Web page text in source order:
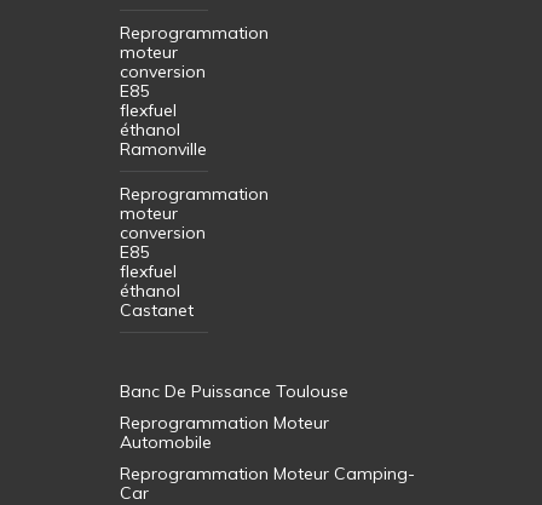
Reprogrammation
moteur
conversion
E85
flexfuel
éthanol
Ramonville
Reprogrammation
moteur
conversion
E85
flexfuel
éthanol
Castanet
Banc De Puissance Toulouse
Reprogrammation Moteur
Automobile
Reprogrammation Moteur Camping-
Car